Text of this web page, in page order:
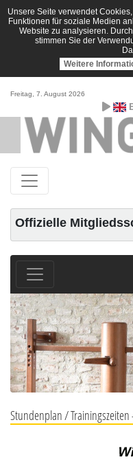
Unsere Seite verwendet
Funktionen für soziale Medien
Website zu analysieren.
stimmen Sie der
Weitere
Freitag, 7. August 2026
Offizielle
Stundenplan / Trainingszeiten